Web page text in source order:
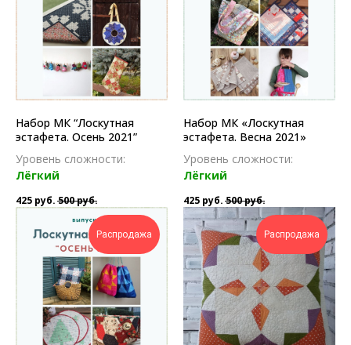
Набор МК “Лоскутная
эстафета. Осень 2021”
Уровень сложности:
Лёгкий
425 руб. 500руб.
Набор МК «Лоскутная
эстафета. Весна 2021»
Уровень сложности:
Лёгкий
425 руб. 500руб.
Распродажа Распродажа